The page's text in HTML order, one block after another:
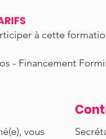
à cette
- Financement
vous